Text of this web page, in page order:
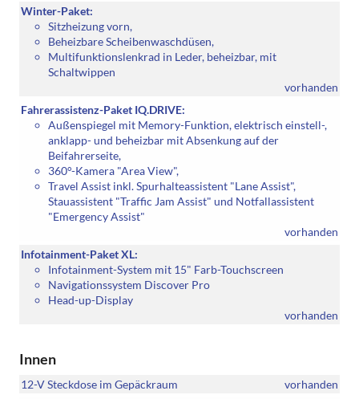
Winter-Paket:
Sitzheizung vorn,
Beheizbare Scheibenwaschdüsen,
Multifunktionslenkrad in Leder, beheizbar, mit
Schaltwippen
vorhanden
Fahrerassistenz-Paket IQ.DRIVE:
Außenspiegel mit Memory-Funktion, elektrisch einstell-,
anklapp- und beheizbar mit Absenkung auf der
Beifahrerseite,
360°-Kamera "Area View",
Travel Assist inkl. Spurhalteassistent "Lane Assist",
Stauassistent "Traffic Jam Assist" und Notfallassistent
"Emergency Assist"
vorhanden
Infotainment-Paket XL:
Infotainment-System mit 15" Farb-Touchscreen
Navigationssystem Discover Pro
Head-up-Display
vorhanden
Innen
12-V Steckdose im Gepäckraum
vorhanden